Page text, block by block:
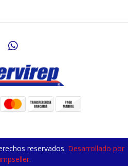
reservados. Desarrollado por
.